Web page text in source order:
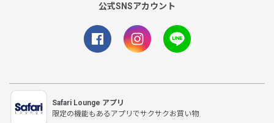
公式SNSアカウント
Safari Lounge アプリ
限定の機能もあるアプリでサクサクお買い物